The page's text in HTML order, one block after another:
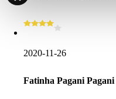
2020-11-26
Fatinha Pagani Pagani